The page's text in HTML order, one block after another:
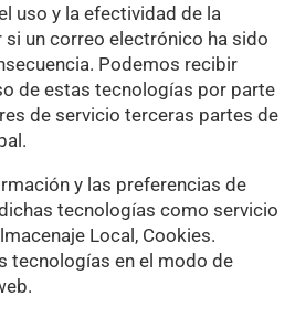
uso y la efectividad de la
un correo electrónico ha sido
Podemos recibir
de estas tecnologías por parte
de servicio terceras partes de
y las preferencias de
tecnologías como servicio
Local, Cookies.
tecnologías en el modo de